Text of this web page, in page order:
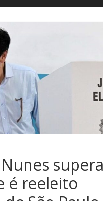
supera
é reeleito